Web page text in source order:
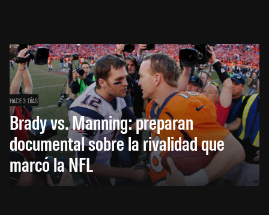
HACE 3 DÍAS
Brady vs. Manning: preparan
documental sobre la rivalidad que
marcó la NFL